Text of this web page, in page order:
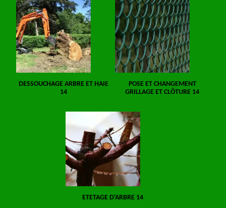
DESSOUCHAGE ARBRE ET HAIE
14
POSE ET CHANGEMENT
GRILLAGE ET CLÔTURE 14
ETETAGE D'ARBRE 14